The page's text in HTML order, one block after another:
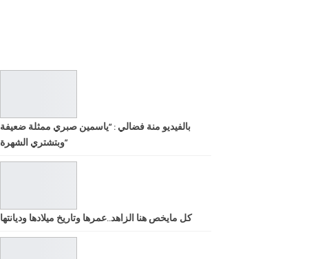
بالفيديو منة فضالي : “ياسمين صبري ممثلة ضعيفة
وبتشتري الشهرة”
كل مايخص هنا الزاهد..عمرها وتاريخ ميلادها وديانتها